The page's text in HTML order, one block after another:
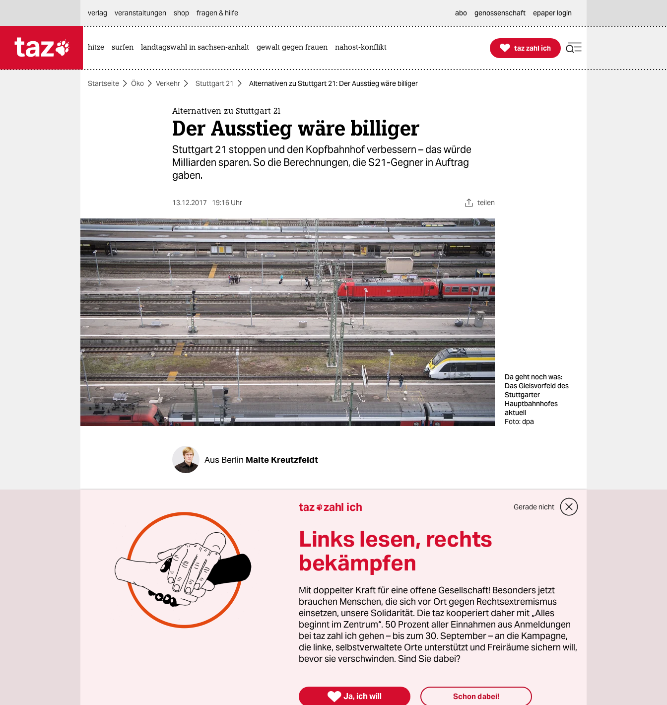
themen
berlin
nord
wahrheit
verlag
verlag
veranstaltungen
shop
fragen & hilfe
unterstützen
abo
genossenschaft
verlag
veranstaltungen shop fragen & hilfe abo genossenschaft epaper login
hitze surfen landtagswahl in sachsen-anhalt gewalt gegen frauen nahost-konflikt 
taz zahl ich
taz zahl ich
Startseite Öko Verkehr Stuttgart 21 Alternativen zu Stuttgart 21: Der Ausstieg wäre billiger
Alternativen zu Stuttgart 21
Der Ausstieg wäre billiger
Stuttgart 21 stoppen und den Kopfbahnhof verbessern – das würde
Milliarden sparen. So die Berechnungen, die S21-Gegner in Auftrag
gaben.
13.12.2017 19:16 Uhr teilen
Da geht noch was:
Das Gleisvorfeld des
Stuttgarter
Hauptbahnhofes
aktuell
Foto: dpa
Aus Berlin Malte Kreutzfeldt
Angesichts der jüngsten Kostensteigerungen beim umstrittenen
Bahnprojekt Stuttgart 21 (S21), mit denen sich am Mittwoch auch der
Aufsichtsrat der Bahn beschäftigte, drängen Kritiker erneut auf einen
Abbruch der Arbeiten. Neue Argumente dafür liefert ihnen ein Gut­
achten, das sie beim renommierten Verkehrsberatungsbüro Vier­egg-
Rössler in Auftrag gegeben haben. Demnach wäre ein Ausstieg aus S21
auch jetzt noch weitaus günstiger als der Weiterbau.
Die Bahn hatte kürzlich eingeräumt, dass die Kosten für S21 auf 7,6
Milliarden Euro steigen und sich die Fertigstellung auf das Jahr 2024
verzögern würden. Ursprünglich sollte der neue unterirdische
Durchgangsbahnhof, der den bisherigen Kopfbahnhof ersetzen soll,
taz zahl ich Gerade nicht
Links lesen, rechts
bekämpfen
Mit doppelter Kraft für eine offene Gesellschaft! Besonders jetzt
brauchen Menschen, die sich vor Ort gegen Rechtsextremismus
einsetzen, unsere Solidarität. Die taz kooperiert daher mit „Alles
beginnt im Zentrum“. 50 Prozent aller Einnahmen aus Anmeldungen
bei taz zahl ich gehen – bis zum 30. September – an die Kampagne,
die linke, selbstverwaltete Orte unterstützt und Freiräume sichern will,
bevor sie verschwinden. Sind Sie dabei?
 Ja, ich will Schon dabei!